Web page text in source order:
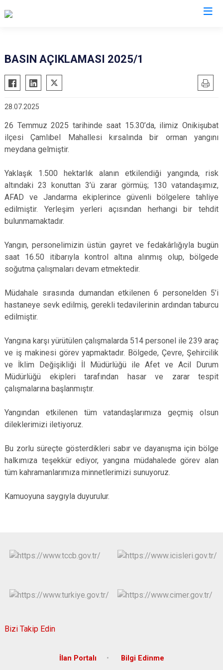
BASIN AÇIKLAMASI 2025/1
28.07.2025
26 Temmuz 2025 tarihinde saat 15.30’da, ilimiz Onikişubat
ilçesi Çamlıbel Mahallesi kırsalında bir orman yangını
meydana gelmiştir.
Yaklaşık 1.500 hektarlık alanın etkilendiği yangında, risk
altındaki 23 konuttan 3’ü zarar görmüş; 130 vatandaşımız,
AFAD ve Jandarma ekiplerince güvenli bölgelere tahliye
edilmiştir. Yerleşim yerleri açısından herhangi bir tehdit
bulunmamaktadır.
Yangın, personelimizin üstün gayret ve fedakârlığıyla bugün
saat 16.50 itibarıyla kontrol altına alınmış olup, bölgede
soğutma çalışmaları devam etmektedir.
Müdahale sırasında dumandan etkilenen 6 personelden 5’i
hastaneye sevk edilmiş, gerekli tedavilerinin ardından taburcu
edilmiştir.
Yangına karşı yürütülen çalışmalarda 514 personel ile 239 araç
ve iş makinesi görev yapmaktadır. Bölgede, Çevre, Şehircilik
ve İklim Değişikliği İl Müdürlüğü ile Afet ve Acil Durum
Müdürlüğü ekipleri tarafından hasar ve zarar tespit
çalışmalarına başlanmıştır.
Yangından etkilenen tüm vatandaşlarımıza geçmiş olsun
dileklerimizi iletiyoruz.
Bu zorlu süreçte gösterdikleri sabır ve dayanışma için bölge
halkımıza teşekkür ediyor, yangına müdahalede görev alan
tüm kahramanlarımıza minnetlerimizi sunuyoruz.
Kamuoyuna saygıyla duyurulur.
Bizi Takip Edin
İlan Portalı Bilgi Edinme